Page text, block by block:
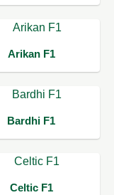
Arikan F1
Bardhi F1
Celtic F1